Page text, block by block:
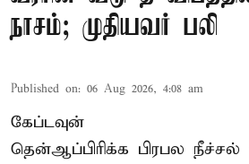
நாசம்; முதியவர் பலி
Published on: 06 Aug 2026, 4:08 am
கேப்டவுன்
தென்ஆப்பிரிக்க பிரபல நீச்சல்